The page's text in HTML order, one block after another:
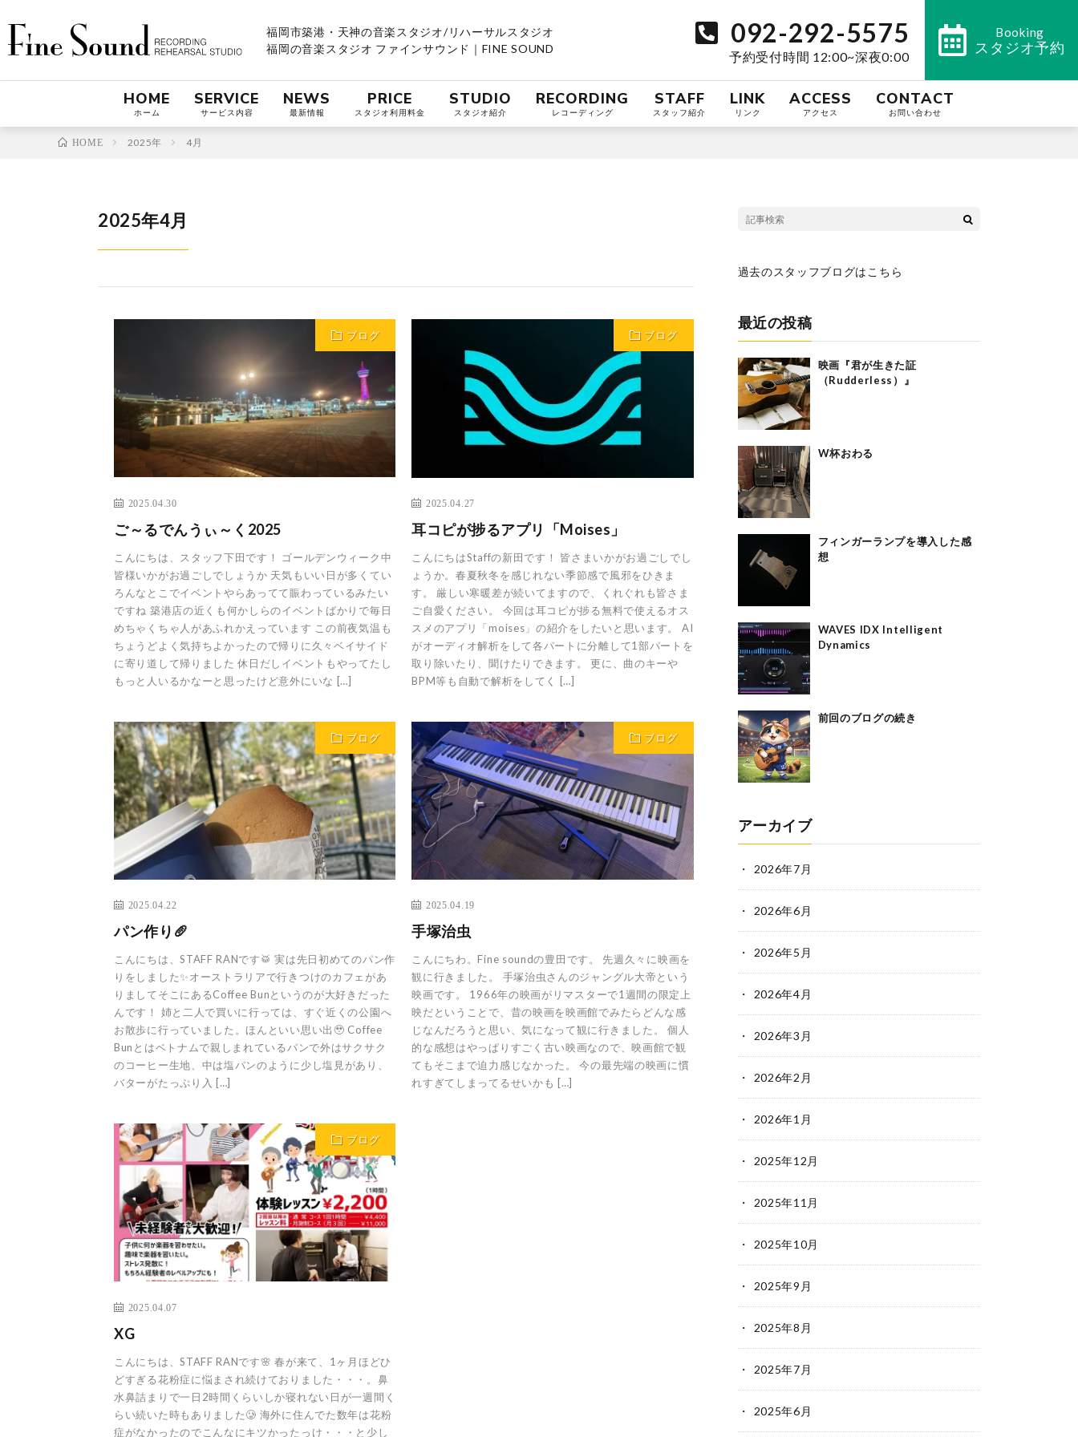
福岡市築港・天神の音楽スタジオ/リハーサルスタジオ
福岡の音楽スタジオ ファインサウンド｜FINE SOUND
092-292-5575
予約受付時間 12:00~深夜0:00
Booking
スタジオ予約
HOME
ホーム
SERVICE
サービス内容
NEWS
最新情報
PRICE
スタジオ利用料金
STUDIO
スタジオ紹介
RECORDING
レコーディング
STAFF
スタッフ紹介
LINK
リンク
ACCESS
アクセス
CONTACT
お問い合わせ
HOME 2025年 4月
2025年4月
ブログ
2025.04.30
ご～るでんうぃ～く2025
こんにちは、スタッフ下田です！ ゴールデンウィーク中
皆様いかがお過ごしでしょうか 天気もいい日が多くてい
ろんなとこでイベントやらあってて賑わっているみたい
ですね 築港店の近くも何かしらのイベントばかりで毎日
めちゃくちゃ人があふれかえっています この前夜気温も
ちょうどよく気持ちよかったので帰りに久々ベイサイド
に寄り道して帰りました 休日だしイベントもやってたし
もっと人いるかなーと思ったけど意外にいな […]
ブログ
2025.04.27
耳コピが捗るアプリ「Moises」
こんにちはStaffの新田です！ 皆さまいかがお過ごしでし
ょうか。春夏秋冬を感じれない季節感で風邪をひきま
す。 厳しい寒暖差が続いてますので、くれぐれも皆さま
ご自愛ください。 今回は耳コピが捗る無料で使えるオス
スメのアプリ「moises」の紹介をしたいと思います。 AI
がオーディオ解析をして各パートに分離して1部パートを
取り除いたり、聞けたりできます。 更に、曲のキーや
BPM等も自動で解析をしてく […]
ブログ
2025.04.22
パン作り🥖
こんにちは、STAFF RANです🥁 実は先日初めてのパン作
りをしました✨オーストラリアで行きつけのカフェがあ
りましてそこにあるCoffee Bunというのが大好きだった
んです！ 姉と二人で買いに行っては、すぐ近くの公園へ
お散歩に行っていました。ほんといい思い出🥹 Coffee
Bunとはベトナムで親しまれているパンで外はサクサク
のコーヒー生地、中は塩パンのように少し塩見があり、
バターがたっぷり入 […]
ブログ
2025.04.19
手塚治虫
こんにちわ。Fine soundの豊田です。 先週久々に映画を
観に行きました。 手塚治虫さんのジャングル大帝という
映画です。 1966年の映画がリマスターで1週間の限定上
映だということで、昔の映画を映画館でみたらどんな感
じなんだろうと思い、気になって観に行きました。 個人
的な感想はやっぱりすごく古い映画なので、映画館で観
てもそこまで迫力感じなかった。 今の最先端の映画に慣
れすぎてしまってるせいかも […]
ブログ
2025.04.07
XG
こんにちは、STAFF RANです🌸 春が来て、1ヶ月ほどひ
どすぎる花粉症に悩まされ続けておりました・・・。鼻
水鼻詰まりで一日2時間くらいしか寝れない日が一週間く
らい続いた時もありました🥲 海外に住んでた数年は花粉
症がなかったのでこんなにキツかったっけ・・・と少し
過去のスタッフブログはこちら
最近の投稿
映画『君が生きた証
（Rudderless）』
W杯おわる
フィンガーランプを導入した感
想
WAVES IDX Intelligent
Dynamics
前回のブログの続き
アーカイブ
2026年7月
2026年6月
2026年5月
2026年4月
2026年3月
2026年2月
2026年1月
2025年12月
2025年11月
2025年10月
2025年9月
2025年8月
2025年7月
2025年6月